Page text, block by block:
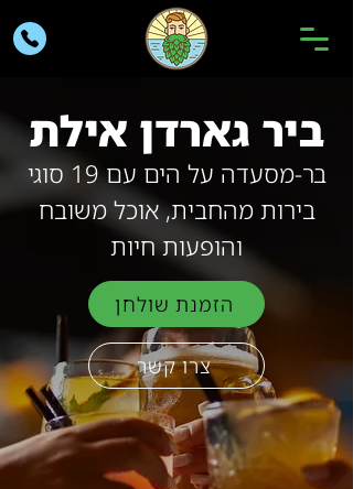
ביר גארדן אילת
בר-מסעדה על הים עם 19 סוגי
בירות מהחבית, אוכל משובח
והופעות חיות
הזמנת שולחן
צרו קשר